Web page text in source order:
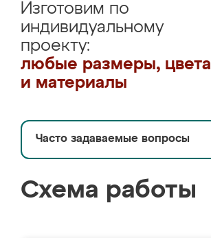
Изготовим по
индивидуальному
проекту:
любые размеры, цвета
и материалы
Часто задаваемые вопросы
Схема работы